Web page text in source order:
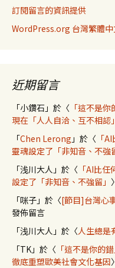
訂閱留言的資訊提供
WordPress.org 台灣繁體中
近期留言
「小鑽石 」於〈 「這不是
現在「人人自洽、互不相認」
「Chen Lerong 」於〈 「
靈魂設定了「非知音、不強
「浅川大人 」於〈 「AI比
設定了「非知音、不強留」
「咪子 」於〈[節目]台灣心
發佈留言
「浅川大人 」於〈人生總是
「TK」於〈 「這不是你的
徹底重塑歐美社會文化基因